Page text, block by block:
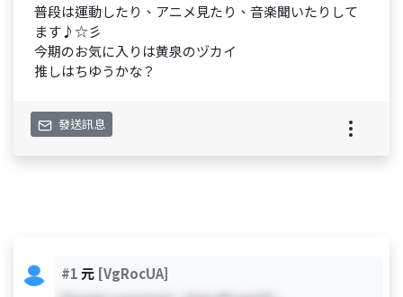
普段は運動したり、アニメ見たり、音楽聞いたりして
ます♪☆彡
今期のお気に入りは黄泉のヅカイ
推しはちゆうかな？
發送訊息
#1元 [VgRocUA]